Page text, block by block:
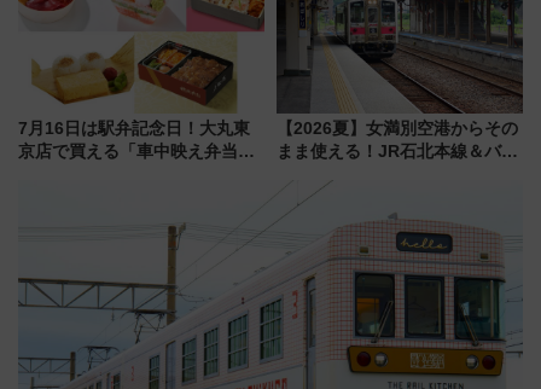
7月16日は駅弁記念日！大丸東
京店で買える「車中映え弁当」
【2026夏】女満別空港からその
まま使える！JR石北本線＆バス
ーパス」でおトクに道東観光
（8/3発売）